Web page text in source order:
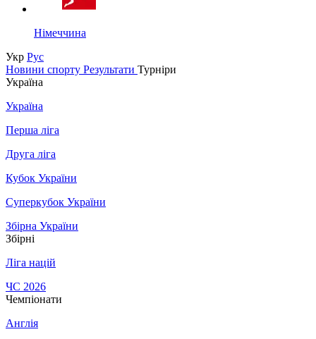
Німеччина
Укр Рус
Новини спорту Результати Турніри
Україна
Україна
Перша ліга
Друга ліга
Кубок України
Суперкубок України
Збірна України
Збірні
Ліга націй
ЧС 2026
Чемпіонати
Англія